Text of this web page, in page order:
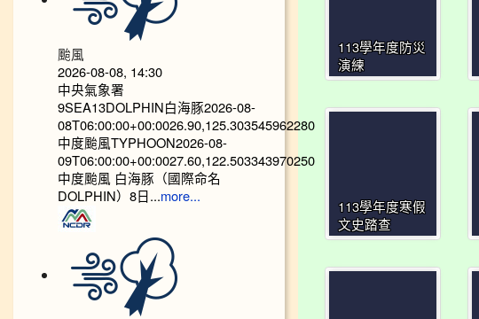
113學年度防災
演練
113學年度寒假
文史踏查
颱風
2026-08-08, 14:30
中央氣象署
9SEA13DOLPHIN白海豚2026-08-
08T06:00:00+00:0026.90,125.303545962280
中度颱風TYPHOON2026-08-
09T06:00:00+00:0027.60,122.503343970250
中度颱風 白海豚（國際命名
DOLPHIN）8日...more...